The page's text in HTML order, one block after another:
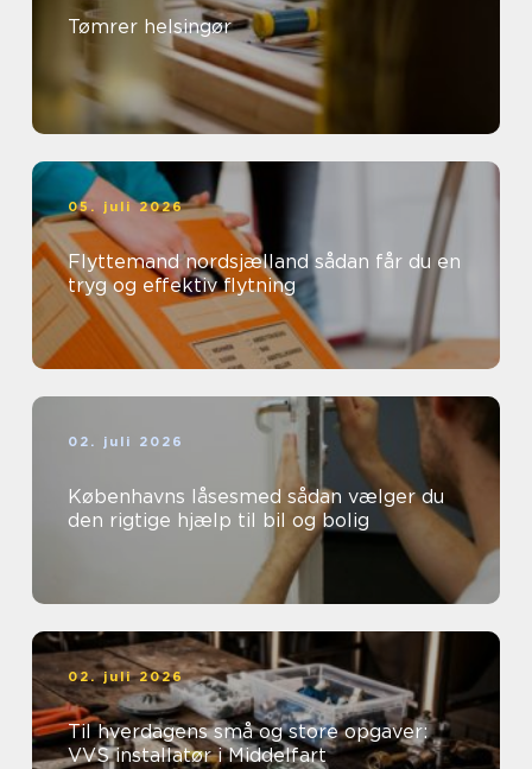
Tømrer helsingør
05. juli 2026
Flyttemand nordsjælland sådan får du en
tryg og effektiv flytning
02. juli 2026
Københavns låsesmed sådan vælger du
den rigtige hjælp til bil og bolig
02. juli 2026
Til hverdagens små og store opgaver:
VVS installatør i Middelfart